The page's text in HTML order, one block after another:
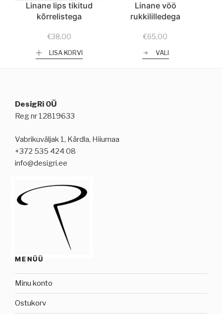
Linane lips tikitud
kõrrelistega
€38,00
LISA KORVI
Linane vöö
rukkililledega
€65,00
VALI
DesigRi OÜ
Reg nr 12819633
Vabrikuväljak 1, Kärdla, Hiiumaa
+372 535 424 08
info@desigri.ee
MENÜÜ
Minu konto
Ostukorv